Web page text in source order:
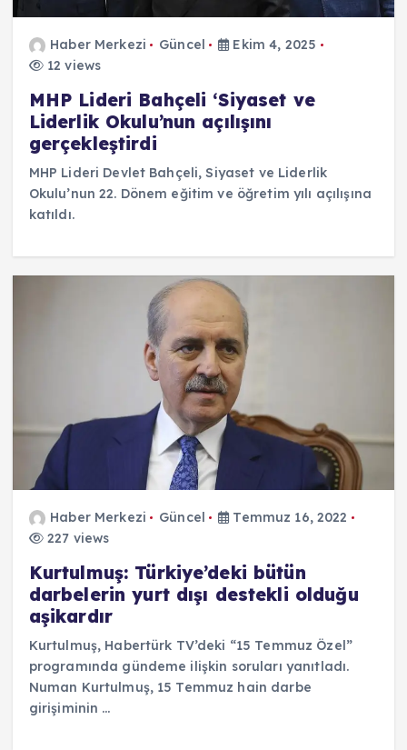
Haber Merkezi Güncel
Ekim 4, 2025
12 views
MHP Lideri Bahçeli ‘Siyaset ve
Liderlik Okulu’nun açılışını
gerçekleştirdi
MHP Lideri Devlet Bahçeli, Siyaset ve Liderlik
Okulu’nun 22. Dönem eğitim ve öğretim yılı açılışına
katıldı.
Haber Merkezi Güncel
Temmuz 16, 2022
227 views
Kurtulmuş: Türkiye’deki bütün
darbelerin yurt dışı destekli olduğu
aşikardır
Kurtulmuş, Habertürk TV’deki “15 Temmuz Özel”
programında gündeme ilişkin soruları yanıtladı.
Numan Kurtulmuş, 15 Temmuz hain darbe
girişiminin …